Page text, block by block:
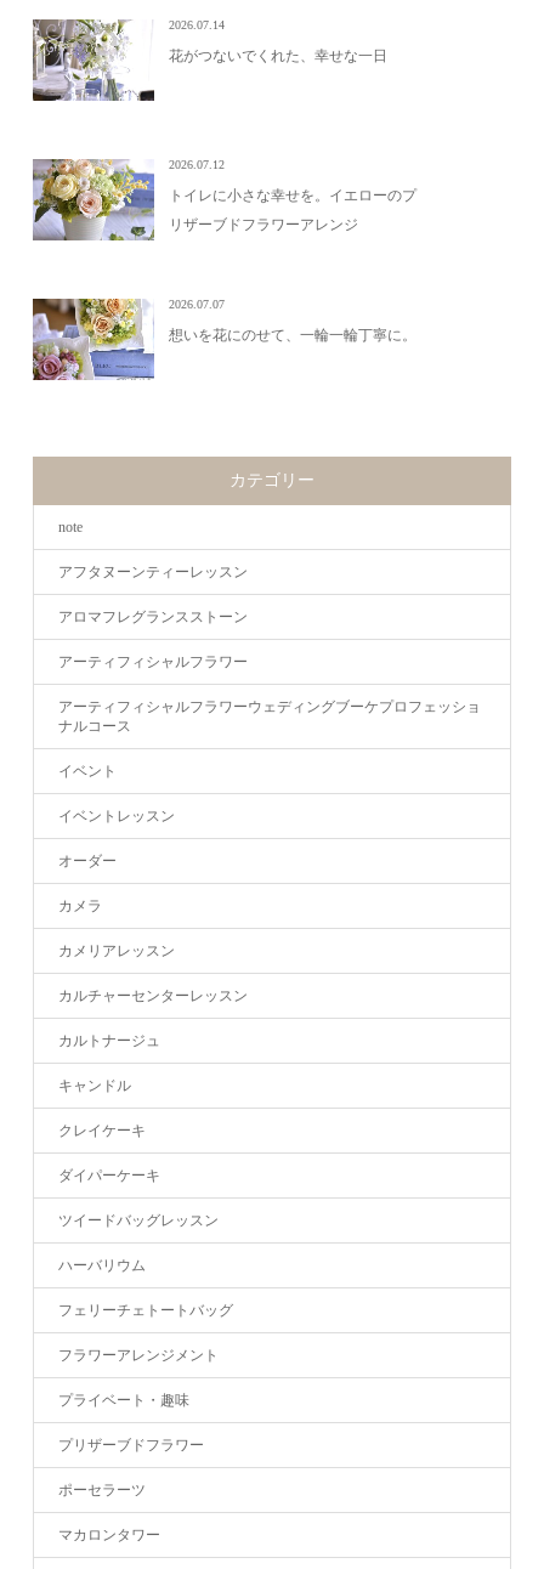
2026.07.14
花がつないでくれた、幸せな一日
2026.07.12
トイレに小さな幸せを。イエローのプ
リザーブドフラワーアレンジ
2026.07.07
想いを花にのせて、一輪一輪丁寧に。
カテゴリー
note
アフタヌーンティーレッスン
アロマフレグランスストーン
アーティフィシャルフラワー
アーティフィシャルフラワーウェディングブーケプロフェッショ
ナルコース
イベント
イベントレッスン
オーダー
カメラ
カメリアレッスン
カルチャーセンターレッスン
カルトナージュ
キャンドル
クレイケーキ
ダイパーケーキ
ツイードバッグレッスン
ハーバリウム
フェリーチェトートバッグ
フラワーアレンジメント
プライベート・趣味
プリザーブドフラワー
ポーセラーツ
マカロンタワー